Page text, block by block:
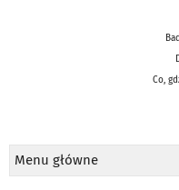
Co,
Menu główne